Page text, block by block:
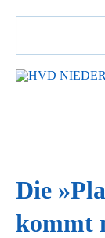
Die
kommt